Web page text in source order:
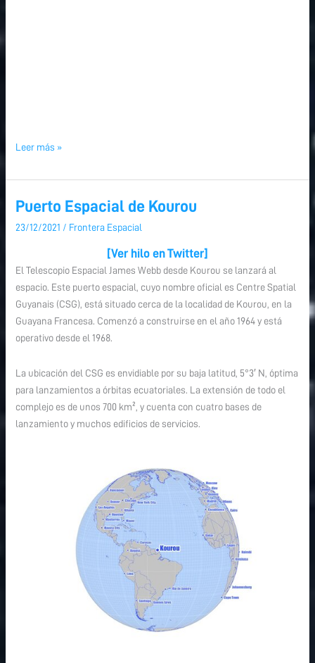
Leer más »
Puerto Espacial de Kourou
23/12/2021 / Frontera Espacial
[Ver hilo en Twitter]
El Telescopio Espacial James Webb desde Kourouse lanzará al
espacio. Este puerto espacial, cuyo nombre oficial es Centre Spatial
Guyanais (CSG), está situado cerca de la localidad de Kourou, en la
Guayana Francesa. Comenzó a construirse en el año 1964 y está
operativo desde el 1968.
La ubicación del CSG es envidiable por su baja latitud, 5°3′ N, óptima
para lanzamientos a órbitas ecuatoriales. La extensión de todo el
complejo es de unos 700 km², y cuenta con cuatro bases de
lanzamiento y muchos edificios de servicios.
Puerto